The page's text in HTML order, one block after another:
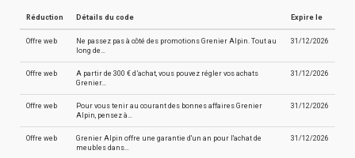
Réduction Détails du code Expire le
Offre web
Ne passez pas à côté des promotions Grenier Alpin. Tout au
long de…
31/12/2026
Offre web
A partir de 300 € d’achat, vous pouvez régler vos achats
Grenier…
31/12/2026
Offre web
Pour vous tenir au courant des bonnes affaires Grenier
Alpin, pensez à…
31/12/2026
Offre web
Grenier Alpin offre une garantie d'un an pour l'achat de
meubles dans…
31/12/2026